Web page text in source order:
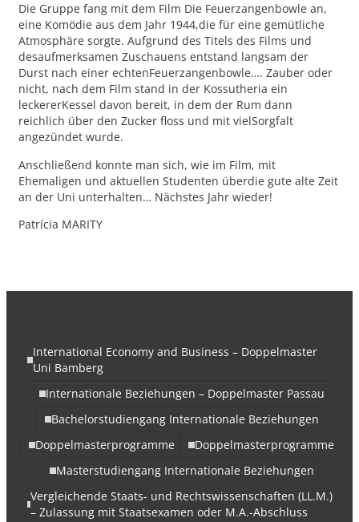
Die Gruppe fang mit dem Film Die Feuerzangenbowle an,
eine Komödie aus dem Jahr 1944,die für eine gemütliche
Atmosphäre sorgte. Aufgrund des Titels des Films und
desaufmerksamen Zuschauens entstand langsam der
Durst nach einer echtenFeuerzangenbowle…. Zauber oder
nicht, nach dem Film stand in der Kossutheria ein
leckererKessel davon bereit, in dem der Rum dann
reichlich über den Zucker floss und mit vielSorgfalt
angezündet wurde.
Anschließend konnte man sich, wie im Film, mit
Ehemaligen und aktuellen Studenten überdie gute alte Zeit
an der Uni unterhalten… Nächstes Jahr wieder!
Patrícia MARITY
International Economy and Business – Doppelmaster
Uni Bamberg
Internationale Beziehungen – Doppelmaster Passau
Bachelorstudiengang Internationale Beziehungen
Doppelmasterprogramme
Doppelmasterprogramme
Masterstudiengang Internationale Beziehungen
Vergleichende Staats- und Rechtswissenschaften (LL.M.)
– Zulassung mit Staatsexamen oder M.A.-Abschluss